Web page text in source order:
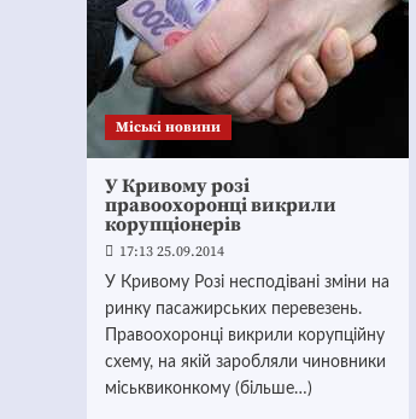
Mіські новини
У Кривому розі
правоохоронці викрили
корупціонерів
17:13 25.09.2014
У Кривому Розі несподівані зміни на
ринку пасажирських перевезень.
Правоохоронці викрили корупційну
схему, на якій заробляли чиновники
міськвиконкому (більше…)